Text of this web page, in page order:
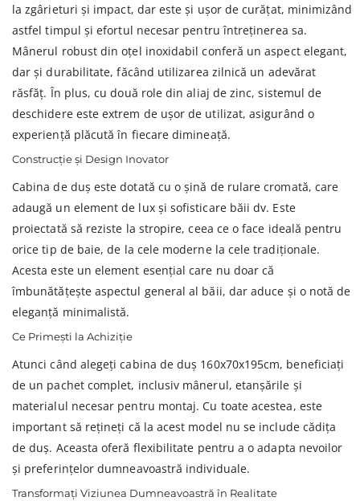
la zgârieturi și impact, dar este și ușor de curățat, minimizând
astfel timpul și efortul necesar pentru întreținerea sa.
Mânerul robust din oțel inoxidabil conferă un aspect elegant,
dar și durabilitate, făcând utilizarea zilnică un adevărat
răsfăț. În plus, cu două role din aliaj de zinc, sistemul de
deschidere este extrem de ușor de utilizat, asigurând o
experiență plăcută în fiecare dimineață.
Construcție și Design Inovator
Cabina de duș este dotată cu o șină de rulare cromată, care
adaugă un element de lux și sofisticare băii dv. Este
proiectată să reziste la stropire, ceea ce o face ideală pentru
orice tip de baie, de la cele moderne la cele tradiționale.
Acesta este un element esențial care nu doar că
îmbunătățește aspectul general al băii, dar aduce și o notă de
eleganță minimalistă.
Ce Primești la Achiziție
Atunci când alegeți cabina de duș 160x70x195cm, beneficiați
de un pachet complet, inclusiv mânerul, etanșările și
materialul necesar pentru montaj. Cu toate acestea, este
important să rețineți că la acest model nu se include cădița
de duș. Aceasta oferă flexibilitate pentru a o adapta nevoilor
și preferințelor dumneavoastră individuale.
Transformați Viziunea Dumneavoastră în Realitate